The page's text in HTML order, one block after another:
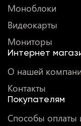
Моноблоки
Видеокарты
Мониторы
Интернет
О нашей
Контакты
Покупателям
Способы оплаты